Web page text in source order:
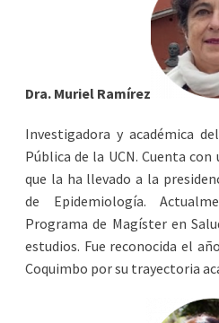
Dra. Muriel Ramírez
Investigadora y académica
Pública de la UCN. Cuenta
que la ha llevado a la
de Epidemiología.
Programa de Magíster en
estudios. Fue reconocida el
Coquimbo por su trayectoria